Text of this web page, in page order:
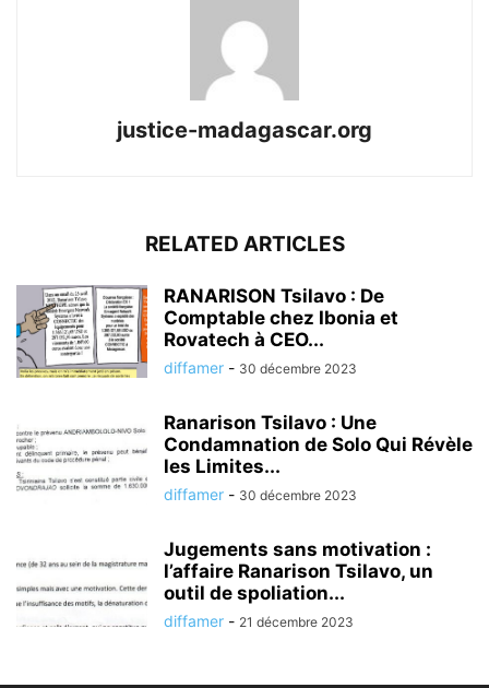
justice-madagascar.org
RELATED ARTICLES
RANARISON Tsilavo : De
Comptable chez Ibonia et
Rovatech à CEO...
diffamer - 30 décembre 2023
Ranarison Tsilavo : Une
Condamnation de Solo Qui Révèle
les Limites...
diffamer - 30 décembre 2023
Jugements sans motivation :
l’affaire Ranarison Tsilavo, un
outil de spoliation...
diffamer - 21 décembre 2023